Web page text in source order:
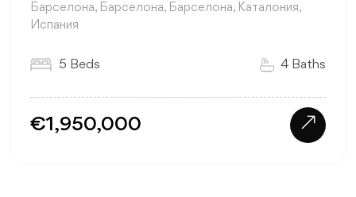
Барселона, Барселона, Барселона, Каталония,
Испания
5 Beds 4 Baths
€1,950,000